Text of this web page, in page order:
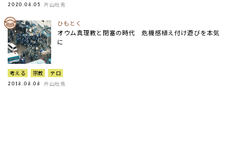
2020.08.05 片山杜秀
ひもとく
オウム真理教と閉塞の時代 危機感植え付け遊びを本気
に
考える 宗教 テロ
2018.08.08 片山杜秀